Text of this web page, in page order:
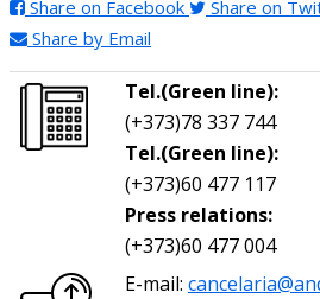
Share on Facebook Share on
Share by Email
Tel.(Green line):
(+373)78 337 744
Tel.(Green line):
(+373)60 477 117
Press relations:
(+373)60 477 004
E-mail: